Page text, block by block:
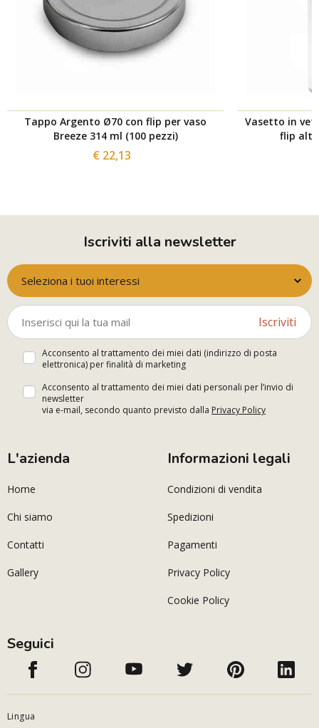
Tappo Argento Ø70 con flip per vaso
Breeze 314 ml (100 pezzi)
€ 22,13
Vasetto in
flip
Iscriviti alla newsletter
Seleziona i tuoi interessi
Iscriviti
Acconsento al trattamento dei miei dati (indirizzo di posta
elettronica) per finalità di marketing
Acconsento al trattamento dei miei dati personali per l’invio di
newsletter
via e-mail, secondo quanto previsto dalla Privacy Policy
L'azienda
Home
Chi siamo
Contatti
Gallery
Informazioni legali
Condizioni di vendita
Spedizioni
Pagamenti
Privacy Policy
Cookie Policy
Seguici
Lingua